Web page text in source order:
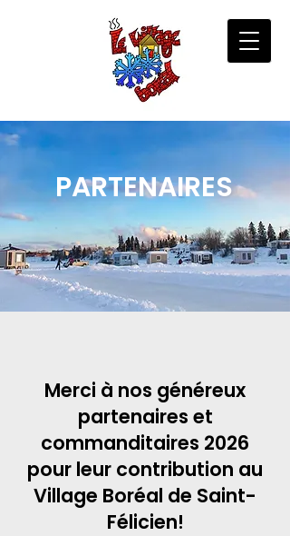
PARTENAIRES
Merci à nos généreux
partenaires et
commanditaires 2026
pour leur contribution au
Village Boréal de Saint-
Félicien!